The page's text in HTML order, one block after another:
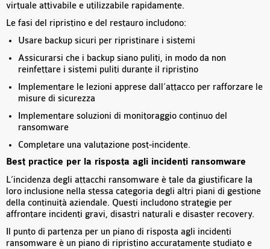
virtuale attivabile e utilizzabile rapidamente.
Le fasi del ripristino e del restauro includono:
Usare backup sicuri per ripristinare i sistemi
Assicurarsi che i backup siano puliti, in modo da non
reinfettare i sistemi puliti durante il ripristino
Implementare le lezioni apprese dall’attacco per rafforzare le
misure di sicurezza
Implementare soluzioni di monitoraggio continuo del
ransomware
Completare una valutazione post-incidente.
Best practice per la risposta agli incidenti ransomware
L’incidenza degli attacchi ransomware è tale da giustificare la
loro inclusione nella stessa categoria degli altri piani di gestione
della continuità aziendale. Questi includono strategie per
affrontare incidenti gravi, disastri naturali e disaster recovery.
Il punto di partenza per un piano di risposta agli incidenti
ransomware è un piano di ripristino accuratamente studiato e